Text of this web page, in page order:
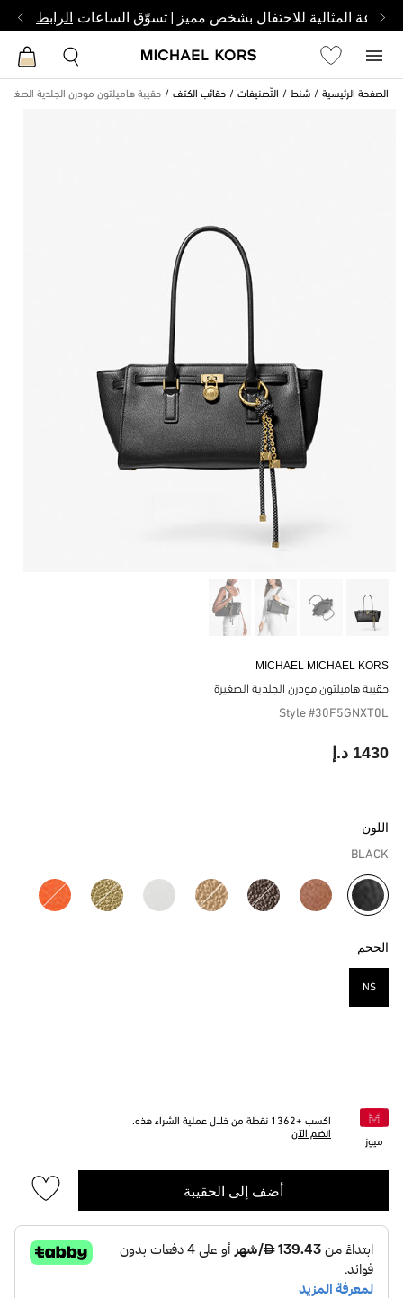
الساعة المثالية للاحتفال بشخص مميز | تسوّق الساعات الرابط
الصفحة الرئيسية شنط التّصنيفات حقائب الكتف حقيبة هاميلتون مودرن الجلدية الصغيرة
MICHAEL MICHAEL KORS
حقيبة هاميلتون مودرن الجلدية الصغيرة
Style #30F5GNXT0L
1430 د.إ
اللون
BLACK
مختار
الحجم
NS
ميوز
اكسب +1362 نقطة من خلال عملية الشراء هذه.
انضم الآن
أضف إلى الحقيبة